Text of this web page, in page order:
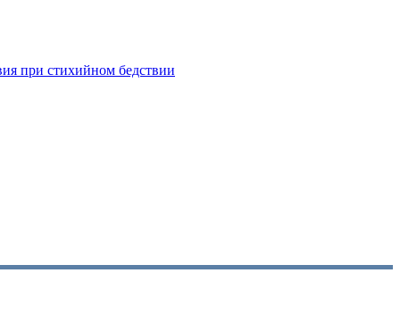
при стихийном бедствии